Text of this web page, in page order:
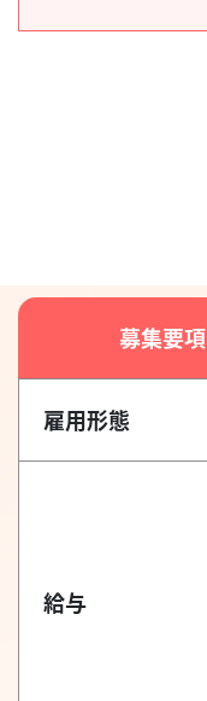
募集要項
雇用形態
給与